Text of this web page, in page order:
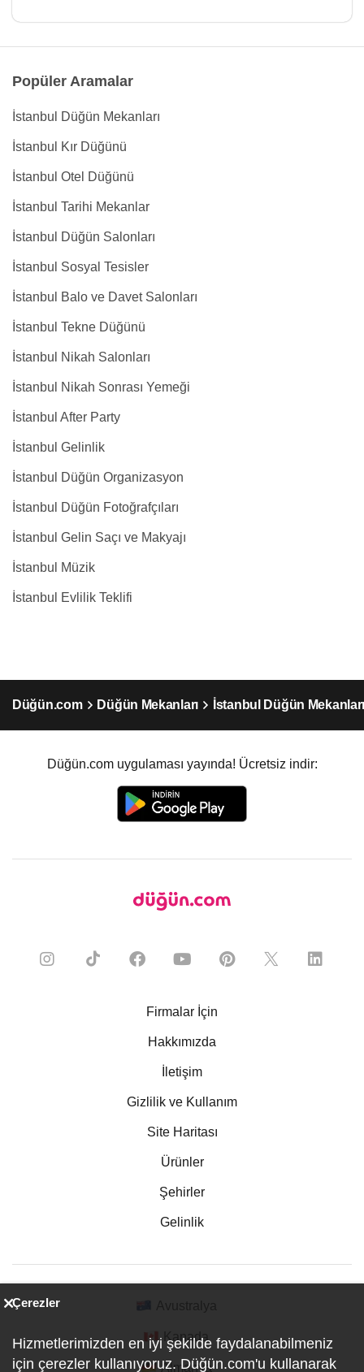
Popüler Aramalar
İstanbul Düğün Mekanları
İstanbul Kır Düğünü
İstanbul Otel Düğünü
İstanbul Tarihi Mekanlar
İstanbul Düğün Salonları
İstanbul Sosyal Tesisler
İstanbul Balo ve Davet Salonları
İstanbul Tekne Düğünü
İstanbul Nikah Salonları
İstanbul Nikah Sonrası Yemeği
İstanbul After Party
İstanbul Gelinlik
İstanbul Düğün Organizasyon
İstanbul Düğün Fotoğrafçıları
İstanbul Gelin Saçı ve Makyajı
İstanbul Müzik
İstanbul Evlilik Teklifi
Düğün.com Düğün Mekanları İstanbul Düğün
Düğün.com uygulaması yayında! Ücretsiz indir:
Firmalar İçin
Hakkımızda
İletişim
Gizlilik ve Kullanım
Site Haritası
Ürünler
Şehirler
Gelinlik
Kanada
Almanya
Çerezler
Hizmetlerimizden en iyi şekilde faydalanabilmeniz
için çerezler kullanıyoruz. Düğün.com'u kullanarak